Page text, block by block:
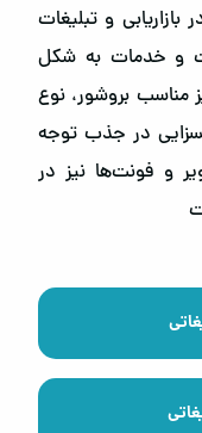
و تبلیغات
و خدمات به شکل
مناسب بروشور، نوع
در جذب توجه
و فونت‌ها نیز در